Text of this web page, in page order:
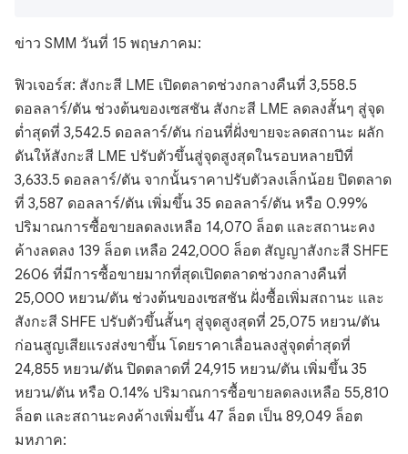
ข่าว SMM วันที่ 15 พฤษภาคม:
ฟิวเจอร์ส: สังกะสี LME เปิดตลาดช่วงกลางคืนที่ 3,558.5
ดอลลาร์/ตัน ช่วงต้นของเซสชัน สังกะสี LME ลดลงสั้นๆ สู่จุด
ต่ำสุดที่ 3,542.5 ดอลลาร์/ตัน ก่อนที่ฝั่งขายจะลดสถานะ ผลัก
ดันให้สังกะสี LME ปรับตัวขึ้นสู่จุดสูงสุดในรอบหลายปีที่
3,633.5 ดอลลาร์/ตัน จากนั้นราคาปรับตัวลงเล็กน้อย ปิดตลาด
ที่ 3,587 ดอลลาร์/ตัน เพิ่มขึ้น 35 ดอลลาร์/ตัน หรือ 0.99%
ปริมาณการซื้อขายลดลงเหลือ 14,070 ล็อต และสถานะคง
ค้างลดลง 139 ล็อต เหลือ 242,000 ล็อต สัญญาสังกะสี SHFE
2606 ที่มีการซื้อขายมากที่สุดเปิดตลาดช่วงกลางคืนที่
25,000 หยวน/ตัน ช่วงต้นของเซสชัน ฝั่งซื้อเพิ่มสถานะ และ
สังกะสี SHFE ปรับตัวขึ้นสั้นๆ สู่จุดสูงสุดที่ 25,075 หยวน/ตัน
ก่อนสูญเสียแรงส่งขาขึ้น โดยราคาเลื่อนลงสู่จุดต่ำสุดที่
24,855 หยวน/ตัน ปิดตลาดที่ 24,915 หยวน/ตัน เพิ่มขึ้น 35
หยวน/ตัน หรือ 0.14% ปริมาณการซื้อขายลดลงเหลือ 55,810
ล็อต และสถานะคงค้างเพิ่มขึ้น 47 ล็อต เป็น 89,049 ล็อต
มหภาค: